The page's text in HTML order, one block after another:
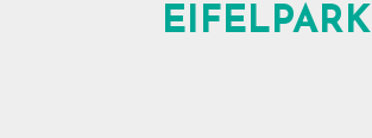
EIFELPARK